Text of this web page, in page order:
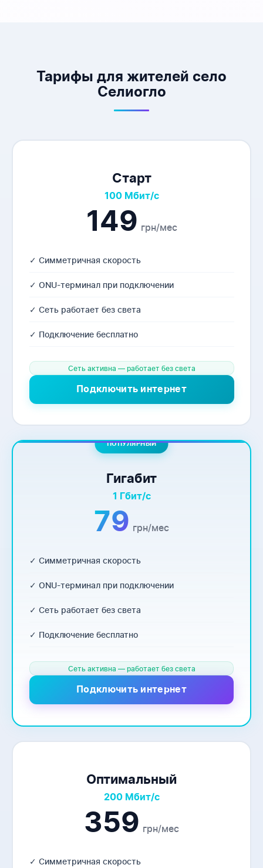
Тарифы для жителей село
Селиогло
Старт
100 Мбит/с
149 грн/мес
✓ Симметричная скорость
✓ ONU-терминал при подключении
✓ Сеть работает без света
✓ Подключение бесплатно
Сеть активна — работает без света
Подключить интернет
ПОПУЛЯРНЫЙ
Гигабит
1 Гбит/с
79 грн/мес
✓ Симметричная скорость
✓ ONU-терминал при подключении
✓ Сеть работает без света
✓ Подключение бесплатно
Сеть активна — работает без света
Подключить интернет
Оптимальный
200 Мбит/с
359 грн/мес
✓ Симметричная скорость